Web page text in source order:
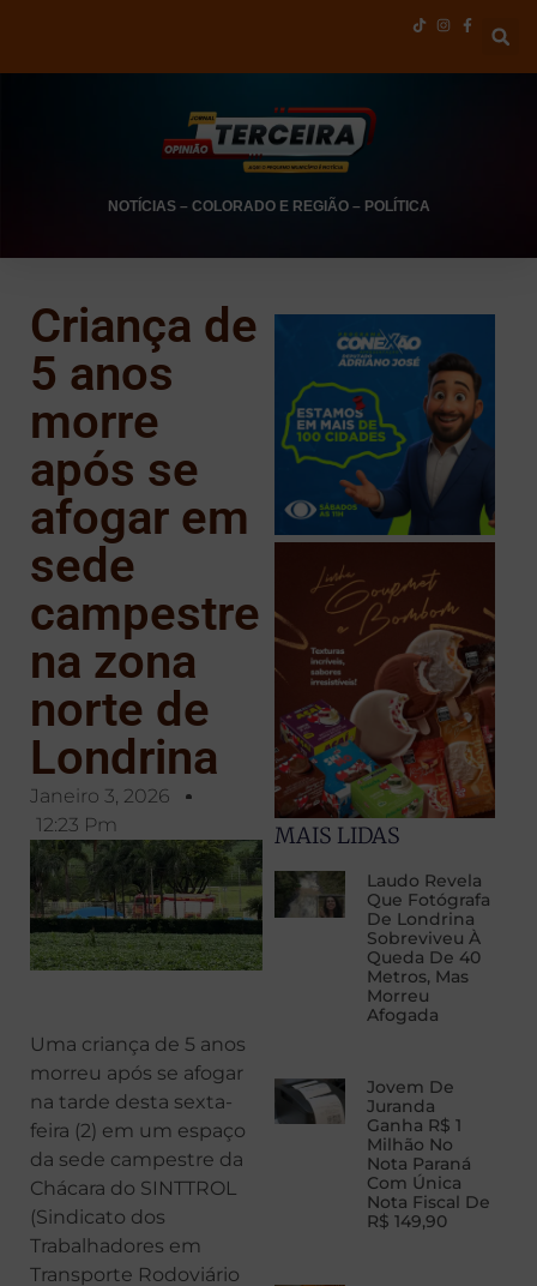
NOTÍCIAS– COLORADO E REGIÃO– POLÍTICA
Criança de
5 anos
morre
após se
afogar em
sede
campestre
na zona
norte de
Londrina
Janeiro 3, 2026
12:23 Pm
Uma criança de 5 anos
morreu após se afogar
na tarde desta sexta-
feira (2) em um espaço
da sede campestre da
Chácara do SINTTROL
(Sindicato dos
Trabalhadores em
Transporte Rodoviário
MAIS LIDAS
Laudo Revela
Que Fotógrafa
De Londrina
Sobreviveu À
Queda De 40
Metros, Mas
Morreu
Afogada
Jovem De
Juranda
Ganha R$ 1
Milhão No
Nota Paraná
Com Única
Nota Fiscal De
R$ 149,90